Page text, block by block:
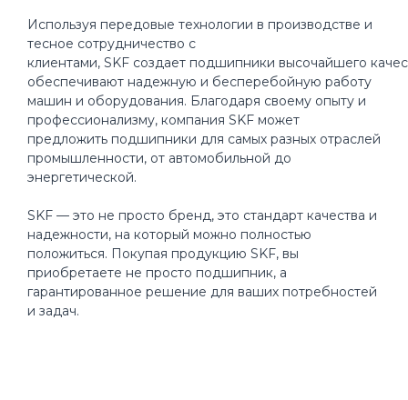
Используя передовые технологии в производстве и
тесное сотрудничество с
клиентами, SKF создает подшипники высочайшего
обеспечивают надежную и бесперебойную работу
машин и оборудования. Благодаря своему опыту и
профессионализму, компания SKF может
предложить подшипники для самых разных отраслей
промышленности, от автомобильной до
энергетической.
SKF — это не просто бренд, это стандарт качества и
надежности, на который можно полностью
положиться. Покупая продукцию SKF, вы
приобретаете не просто подшипник, а
гарантированное решение для ваших потребностей
и задач.